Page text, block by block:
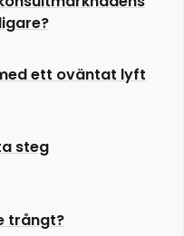
ett oväntat lyft
steg
trångt?